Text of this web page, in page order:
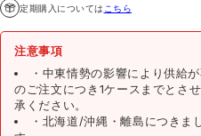
定期購入については こちら
注意事項
・中東情勢の影響により供給
のご注文につき1ケースまでとさ
承ください。
・北海道/沖縄・離島につきま